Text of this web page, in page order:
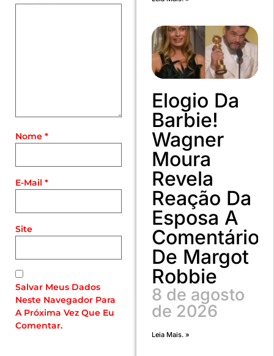
Nome *
E-Mail *
Site
Salvar Meus Dados
Neste Navegador Para
A Próxima Vez Que Eu
Comentar.
Elogio Da
Barbie!
Wagner
Moura
Revela
Reação Da
Esposa A
Comentário
De Margot
Robbie
8 de agosto
de 2026
Leia Mais. »